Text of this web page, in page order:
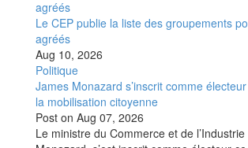
Le CEP publie la liste des groupements
agréés
Aug 10, 2026
Politique
James Monazard s’inscrit comme
la mobilisation citoyenne
Post on Aug 07, 2026
Le ministre du Commerce et de